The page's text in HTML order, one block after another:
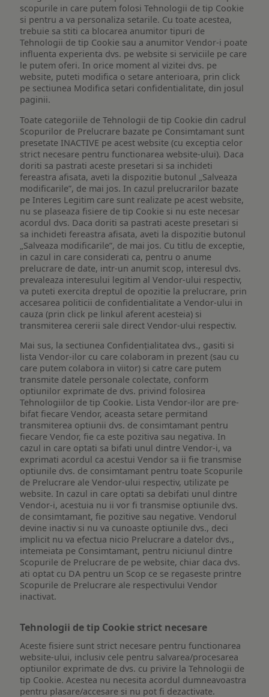
scopurile in care putem folosi Tehnologii de tip Cookie
si pentru a va personaliza setarile. Cu toate acestea,
trebuie sa stiti ca blocarea anumitor tipuri de
Tehnologii de tip Cookie sau a anumitor Vendor-i poate
influenta experienta dvs. pe website si serviciile pe care
le putem oferi. In orice moment al vizitei dvs. pe
website, puteti modifica o setare anterioara, prin click
pe sectiunea Modifica setari confidentialitate, din josul
paginii.
Toate categoriile de Tehnologii de tip Cookie din cadrul
Scopurilor de Prelucrare bazate pe Consimtamant sunt
presetate INACTIVE pe acest website (cu exceptia celor
strict necesare pentru functionarea website-ului). Daca
doriti sa pastrati aceste presetari si sa inchideti
fereastra afisata, aveti la dispozitie butonul „Salveaza
modificarile”, de mai jos. In cazul prelucrarilor bazate
pe Interes Legitim care sunt realizate pe acest website,
nu se plaseaza fisiere de tip Cookie si nu este necesar
acordul dvs. Daca doriti sa pastrati aceste presetari si
sa inchideti fereastra afisata, aveti la dispozitie butonul
„Salveaza modificarile”, de mai jos. Cu titlu de exceptie,
in cazul in care considerati ca, pentru o anume
prelucrare de date, intr-un anumit scop, interesul dvs.
prevaleaza interesului legitim al Vendor-ului respectiv,
va puteti exercita dreptul de opozitie la prelucrare, prin
accesarea politicii de confidentialitate a Vendor-ului in
cauza (prin click pe linkul aferent acesteia) si
transmiterea cererii sale direct Vendor-ului respectiv.
Mai sus, la sectiunea Confidențialitatea dvs., gasiti si
lista Vendor-ilor cu care colaboram in prezent (sau cu
care putem colabora in viitor) si catre care putem
transmite datele personale colectate, conform
optiunilor exprimate de dvs. privind folosirea
Tehnologiilor de tip Cookie. Lista Vendor-ilor are pre-
bifat fiecare Vendor, aceasta setare permitand
transmiterea optiunii dvs. de consimtamant pentru
fiecare Vendor, fie ca este pozitiva sau negativa. In
cazul in care optati sa bifati unul dintre Vendor-i, va
exprimati acordul ca acestui Vendor sa ii fie transmise
optiunile dvs. de consimtamant pentru toate Scopurile
de Prelucrare ale Vendor-ului respectiv, utilizate pe
website. In cazul in care optati sa debifati unul dintre
Vendor-i, acestuia nu ii vor fi transmise optiunile dvs.
de consimtamant, fie pozitive sau negative. Vendorul
devine inactiv si nu va cunoaste optiunile dvs., deci
implicit nu va efectua nicio Prelucrare a datelor dvs.,
intemeiata pe Consimtamant, pentru niciunul dintre
Scopurile de Prelucrare de pe website, chiar daca dvs.
ati optat cu DA pentru un Scop ce se regaseste printre
Scopurile de Prelucrare ale respectivului Vendor
inactivat.
Tehnologii de tip Cookie strict necesare
Aceste fisiere sunt strict necesare pentru functionarea
website-ului, inclusiv cele pentru salvarea/procesarea
optiunilor exprimate de dvs. cu privire la Tehnologii de
tip Cookie. Acestea nu necesita acordul dumneavoastra
pentru plasare/accesare si nu pot fi dezactivate.